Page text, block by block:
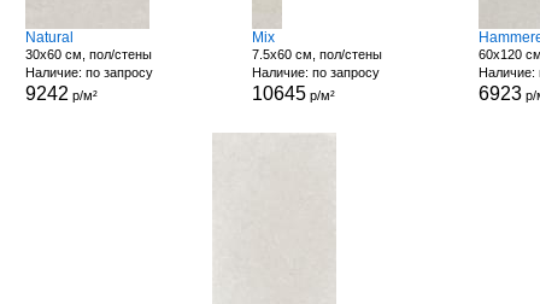
Natural
30x60 см, пол/стены
Наличие: по запросу
9242 р/м²
Mix
7.5x60 см, пол/стены
Наличие: по запросу
10645 р/м²
60x120
Наличие:
6923 р/